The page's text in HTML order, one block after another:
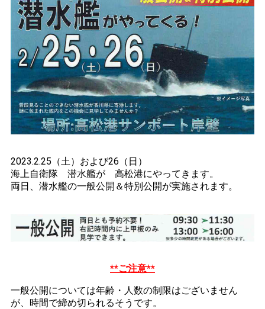
2023.2.25（土）および26（日）
海上自衛隊 潜水艦が 高松港にやってきます。
両日、潜水艦の一般公開＆特別公開が実施されます。
**ご注意**
一般公開については年齢・人数の制限はございません
が、時間で締め切られるそうです。